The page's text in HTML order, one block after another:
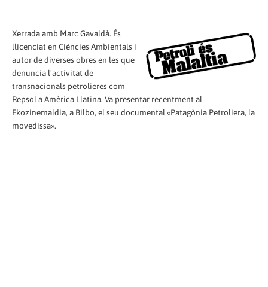
Xerrada amb Marc Gavaldà. És
llicenciat en Ciències Ambientals i
autor de diverses obres en les que
denuncia l'activitat de
transnacionals petrolieres com
Repsol a Amèrica Llatina. Va presentar recentment al
Ekozinemaldia, a Bilbo, el seu documental «Patagònia Petroliera, la
movedissa».